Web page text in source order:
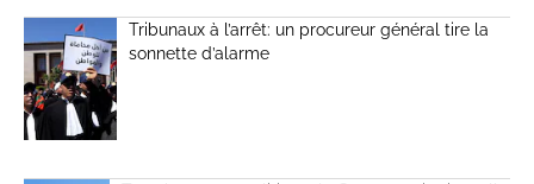
Tribunaux à l’arrêt: un procureur général tire la
sonnette d’alarme